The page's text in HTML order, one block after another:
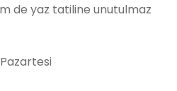
de yaz tatiline unutulmaz